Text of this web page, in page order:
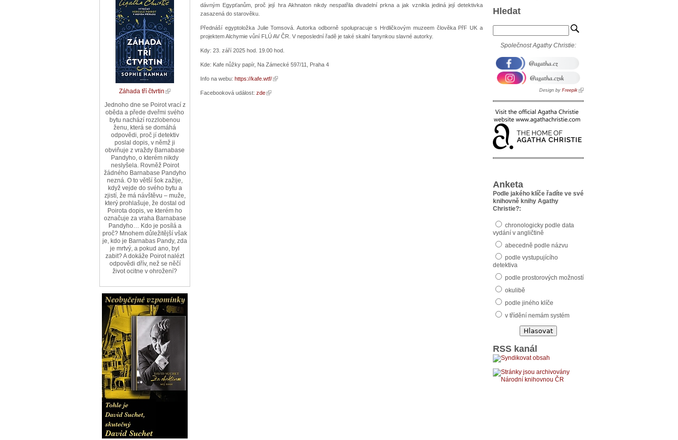
dávným Egypťanům, proč její hra Akhnaton nikdy nespatřila divadelní prkna a jak vznikla jediná její detektivka
zasazená do starověku.
Přednáší egyptoložka Julie Tomsová. Autorka odborně spolupracuje s Hrdličkovým muzeem člověka PřF UK a
projektem Alchymie vůní FLÚ AV ČR. V neposlední řadě je také skalní fanynkou slavné autorky.
Kdy: 23. září 2025 hod. 19.00 hod.
Kde: Kafe nůžky papír, Na Zámecké 597/11, Praha 4
Info na webu: https://kafe.wtf/
Facebooková událost: zde
Záhada tří čtvrtin
Jednoho dne se Poirot vrací z
oběda a přede dveřmi svého
bytu nachází rozzlobenou
ženu, která se domáhá
odpovědi, proč jí detektiv
poslal dopis, v němž ji
obviňuje z vraždy Barnabase
Pandyho, o kterém nikdy
neslyšela. Rovněž Poirot
žádného Barnabase Pandyho
nezná. O to větší šok zažije,
když vejde do svého bytu a
zjistí, že má návštěvu – muže,
který prohlašuje, že dostal od
Poirota dopis, ve kterém ho
označuje za vraha Barnabase
Pandyho… Kdo je posílá a
proč? Mnohem důležitější však
je, kdo je Barnabas Pandy, zda
je mrtvý, a pokud ano, byl
zabit? A dokáže Poirot nalézt
odpovědi dřív, než se něčí
život ocitne v ohrožení?
Hledat
Společnost Agathy Christie:
Design by Freepik
Anketa
Podle jakého klíče řadíte ve své
knihovně knihy Agathy
Christie?:
chronologicky podle data
vydání v angličtině
abecedně podle názvu
podle vystupujícího
detektiva
podle prostorových možností
okulibě
podle jiného klíče
v třídění nemám systém
RSS kanál